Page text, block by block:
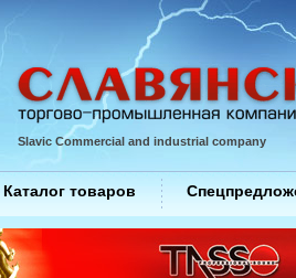
Slavic Commercial and industrial company
Каталог товаров